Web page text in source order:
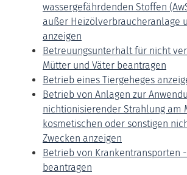
wassergefährdenden Stoffen
außer Heizölverbraucheranlage
anzeigen
Betreuungsunterhalt für nicht
Mütter und Väter beantragen
Betrieb eines Tiergeheges
Betrieb von Anlagen zur
nichtionisierender Strahlung am
kosmetischen oder sonstigen
Zwecken anzeigen
Betrieb von Krankentransporten
beantragen